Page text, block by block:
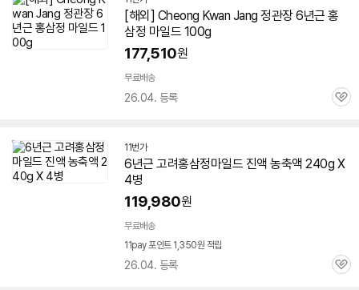
[해외] Cheong Kwan Jang 정관장6년근 홍
삼정 마일드 100g
177,510원
무료배송
26.04. 등록
관
11번가
6년근 고려홍삼정마일드 진액 농축액 240g X
4병
119,980원
무료배송
11pay 포인트 1,350원 적립
26.04. 등록
관